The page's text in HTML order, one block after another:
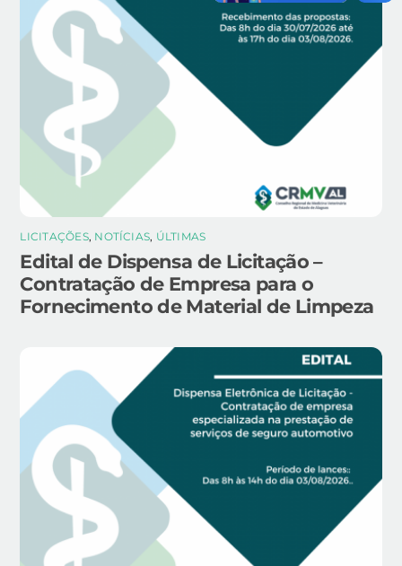
LICITAÇÕES, NOTÍCIAS, ÚLTIMAS
Edital de Dispensa de Licitação –
Contratação de Empresa para o
Fornecimento de Material de Limpeza